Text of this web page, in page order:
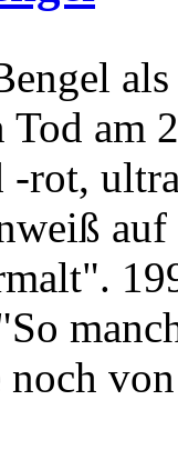
am
-rot,